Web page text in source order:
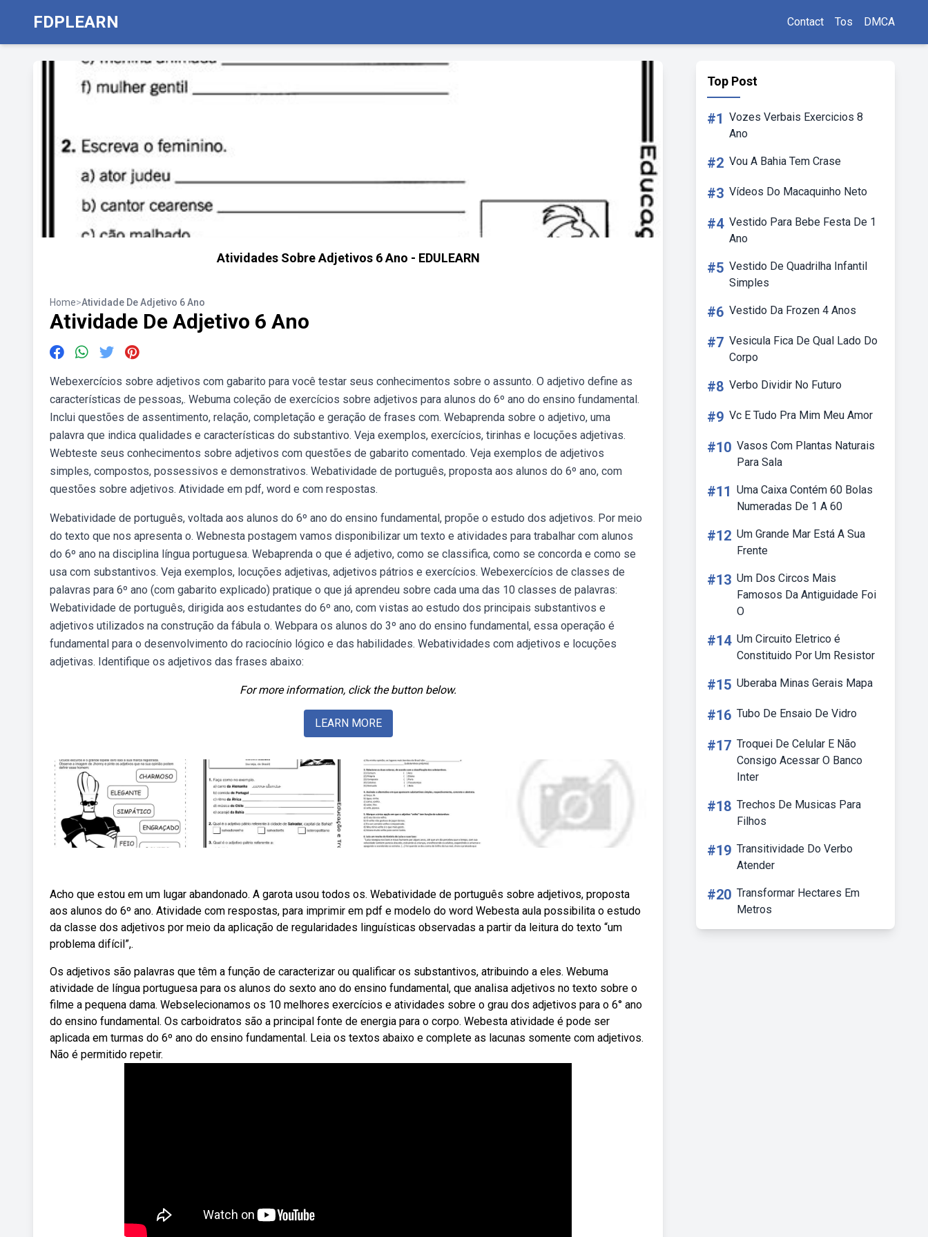
FDPLEARN Contact Tos DMCA
Atividades Sobre Adjetivos 6 Ano - EDULEARN
Home>Atividade De Adjetivo 6 Ano
Atividade De Adjetivo 6 Ano
Webexercícios sobre adjetivos com gabarito para você testar seus conhecimentos sobre o assunto. O adjetivo define as
características de pessoas,. Webuma coleção de exercícios sobre adjetivos para alunos do 6º ano do ensino fundamental.
Inclui questões de assentimento, relação, completação e geração de frases com. Webaprenda sobre o adjetivo, uma
palavra que indica qualidades e características do substantivo. Veja exemplos, exercícios, tirinhas e locuções adjetivas.
Webteste seus conhecimentos sobre adjetivos com questões de gabarito comentado. Veja exemplos de adjetivos
simples, compostos, possessivos e demonstrativos. Webatividade de português, proposta aos alunos do 6º ano, com
questões sobre adjetivos. Atividade em pdf, word e com respostas.
Webatividade de português, voltada aos alunos do 6º ano do ensino fundamental, propõe o estudo dos adjetivos. Por meio
do texto que nos apresenta o. Webnesta postagem vamos disponibilizar um texto e atividades para trabalhar com alunos
do 6º ano na disciplina língua portuguesa. Webaprenda o que é adjetivo, como se classifica, como se concorda e como se
usa com substantivos. Veja exemplos, locuções adjetivas, adjetivos pátrios e exercícios. Webexercícios de classes de
palavras para 6º ano (com gabarito explicado) pratique o que já aprendeu sobre cada uma das 10 classes de palavras:
Webatividade de português, dirigida aos estudantes do 6º ano, com vistas ao estudo dos principais substantivos e
adjetivos utilizados na construção da fábula o. Webpara os alunos do 3º ano do ensino fundamental, essa operação é
fundamental para o desenvolvimento do raciocínio lógico e das habilidades. Webatividades com adjetivos e locuções
adjetivas. Identifique os adjetivos das frases abaixo:
For more information, click the button below.
LEARN MORE
Acho que estou em um lugar abandonado. A garota usou todos os. Webatividade de português sobre adjetivos, proposta
aos alunos do 6º ano. Atividade com respostas, para imprimir em pdf e modelo do word Webesta aula possibilita o estudo
da classe dos adjetivos por meio da aplicação de regularidades linguísticas observadas a partir da leitura do texto “um
problema difícil”,.
Os adjetivos são palavras que têm a função de caracterizar ou qualificar os substantivos, atribuindo a eles. Webuma
atividade de língua portuguesa para os alunos do sexto ano do ensino fundamental, que analisa adjetivos no texto sobre o
filme a pequena dama. Webselecionamos os 10 melhores exercícios e atividades sobre o grau dos adjetivos para o 6° ano
do ensino fundamental. Os carboidratos são a principal fonte de energia para o corpo. Webesta atividade é pode ser
aplicada em turmas do 6º ano do ensino fundamental. Leia os textos abaixo e complete as lacunas somente com adjetivos.
Não é permitido repetir.
Top Post
#1 Vozes Verbais Exercicios 8
Ano
#2 Vou A Bahia Tem Crase
#3 Vídeos Do Macaquinho Neto
#4 Vestido Para Bebe Festa De 1
Ano
#5 Vestido De Quadrilha Infantil
Simples
#6 Vestido Da Frozen 4 Anos
#7 Vesicula Fica De Qual Lado Do
Corpo
#8 Verbo Dividir No Futuro
#9 Vc E Tudo Pra Mim Meu Amor
#10 Vasos Com Plantas Naturais
Para Sala
#11 Uma Caixa Contém 60 Bolas
Numeradas De 1 A 60
#12 Um Grande Mar Está A Sua
Frente
#13 Um Dos Circos Mais
Famosos Da Antiguidade Foi
O
#14 Um Circuito Eletrico é
Constituido Por Um Resistor
#15 Uberaba Minas Gerais Mapa
#16 Tubo De Ensaio De Vidro
#17 Troquei De Celular E Não
Consigo Acessar O Banco
Inter
#18 Trechos De Musicas Para
Filhos
#19 Transitividade Do Verbo
Atender
#20 Transformar Hectares Em
Metros